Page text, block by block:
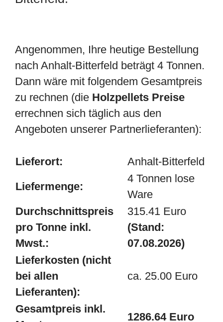
Angenommen, Ihre heutige Bestellung
nach Anhalt-Bitterfeld beträgt 4 Tonnen.
Dann wäre mit folgendem Gesamtpreis
zu rechnen (die Holzpellets Preise
errechnen sich täglich aus den
Angeboten unserer Partnerlieferanten):
Lieferort:
Anhalt-Bitterfeld
Liefermenge:
4 Tonnen lose
Ware
Durchschnittspreis
pro Tonne inkl.
Mwst.:
315.41 Euro
(Stand:
07.08.2026)
Lieferkosten (nicht
bei allen
Lieferanten):
ca. 25.00 Euro
Gesamtpreis inkl.
1286.64 Euro